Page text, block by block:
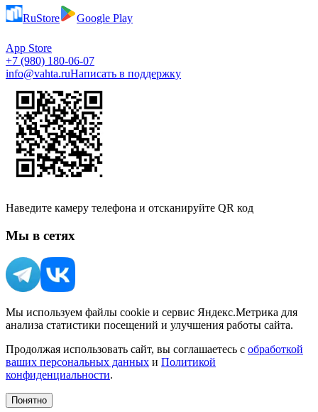
RuStore Google Play
App Store
+7 (980) 180-06-07
info@vahta.ruНаписать в поддержку
Наведите камеру телефона и отсканируйте QR код
Мы в сетях
Мы используем файлы cookie и сервис Яндекс.Метрика для
анализа статистики посещений и улучшения работы сайта.
Продолжая использовать сайт, вы соглашаетесь с обработкой
ваших персональных данных и Политикой
конфиденциальности.
Понятно